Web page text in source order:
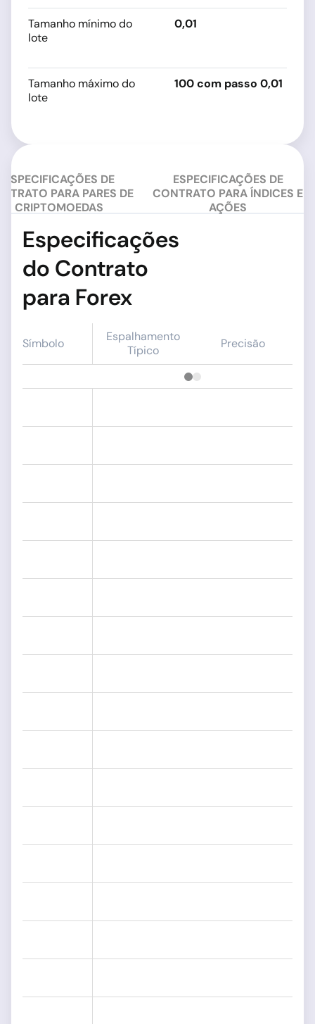
Tamanho mínimo do
lote
0,01
Tamanho máximo do
lote
100 com passo 0,01
ESPECIFICAÇÕES DE
PARA PARES DE
CRIPTOMOEDAS
ESPECIFICAÇÕES DE
CONTRATO PARA ÍNDICES E
AÇÕES
Especificações
do Contrato
para Forex
Símbolo
Espalhamento
Típico
Precisão